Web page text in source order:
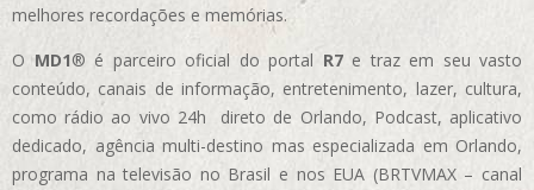
melhores recordações e memórias.
OMD1® é parceiro oficial do portal R7e traz em seu vasto
conteúdo, canais de informação, entretenimento, lazer, cultura,
como rádio ao vivo 24h direto de Orlando, Podcast, aplicativo
dedicado, agência multi-destino mas especializada em Orlando,
programa na televisão no Brasil e nos EUA (BRTVMAX – canal